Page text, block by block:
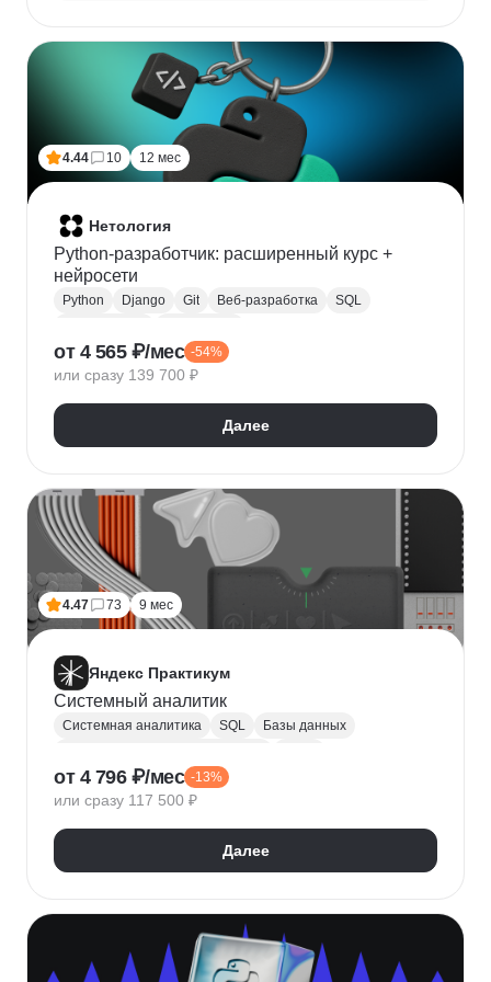
4.44 10 12 мес
Нетология
Python-разработчик: расширенный курс +
нейросети
Python Django Git Веб-разработка
SQL
Backend-разработка
Flask
FastAPI
GitHub Нейронные сети
от 4 565 ₽/мес -54%
или сразу 139 700 ₽
Далее
4.47 73 9 мес
Яндекс Практикум
Системный аналитик
Системная аналитика SQL
Базы данных
Postman
UML
Анализ требований
Моделирование
BPMN
Разработка требований
от 4 796 ₽/мес -13%
или сразу 117 500 ₽
Далее